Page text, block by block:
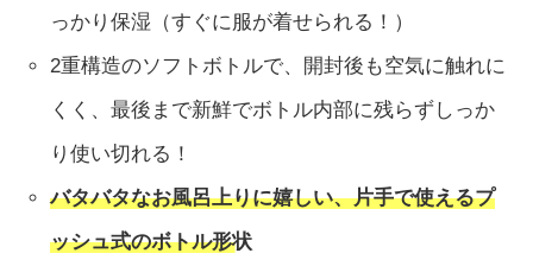
っかり保湿（すぐに服が着せられる！）
2重構造のソフトボトルで、開封後も空気に触れに
くく、最後まで新鮮でボトル内部に残らずしっか
り使い切れる！
バタバタなお風呂上りに嬉しい、片手で使えるプ
ッシュ式のボトル形状